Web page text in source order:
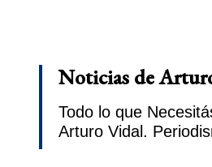
Noticias de
Todo lo que
Arturo Vidal.